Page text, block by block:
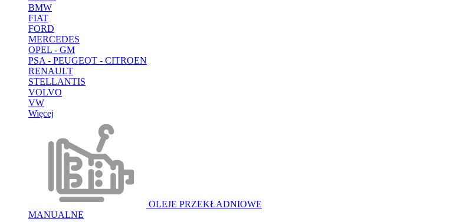
BMW
FIAT
FORD
MERCEDES
OPEL - GM
PSA - PEUGEOT - CITROEN
RENAULT
STELLANTIS
VOLVO
VW
Więcej
OLEJE PRZEKŁADNIOWE
MANUALNE